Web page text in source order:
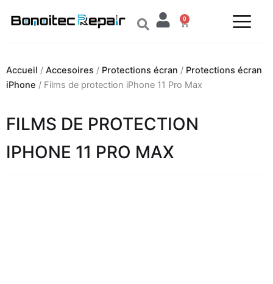
0
Panier
Accueil / Accesoires / Protections écran / Protections écran
iPhone / Films de protection iPhone 11 Pro Max
FILMS DE PROTECTION
IPHONE 11 PRO MAX